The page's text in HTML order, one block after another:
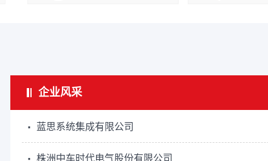
企业风采
· 蓝思系统集成有限公司
株洲中车时代电气股份有限公司